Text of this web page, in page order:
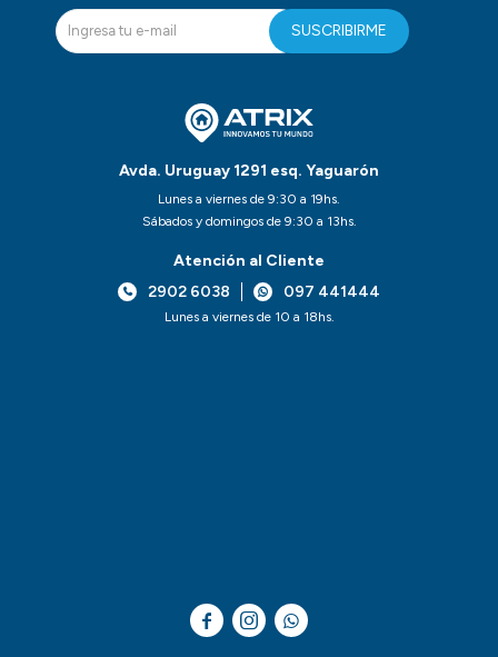
Avda. Uruguay 1291 esq. Yaguarón
Lunes a viernes de 9:30 a 19hs.
Sábados y domingos de 9:30 a 13hs.
Atención al Cliente
2902 6038
097 441444
Lunes a viernes de 10 a 18hs.
SUSCRIBIRME
  